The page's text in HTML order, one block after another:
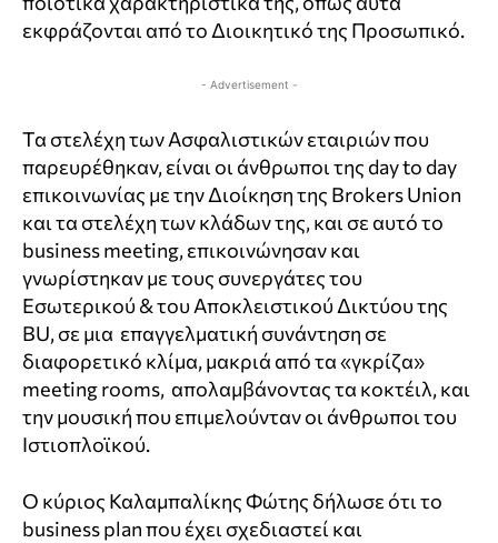
εκφράζονται από το Διοικητικό της Προσωπικό.
- Advertisement -
Τα στελέχη των Ασφαλιστικών εταιριών που
παρευρέθηκαν, είναι οι άνθρωποι της day to day
επικοινωνίας με την Διοίκηση της Brokers Union
και τα στελέχη των κλάδων της, και σε αυτό το
business meeting, επικοινώνησαν και
γνωρίστηκαν με τους συνεργάτες του
Εσωτερικού & του Αποκλειστικού Δικτύου της
BU, σε μια επαγγελματική συνάντηση σε
διαφορετικό κλίμα, μακριά από τα «γκρίζα»
meeting rooms, απολαμβάνοντας τα κοκτέιλ, και
την μουσική που επιμελούνταν οι άνθρωποι του
Ιστιοπλοϊκού.
Ο κύριος Καλαμπαλίκης Φώτης δήλωσε ότι το
business plan που έχει σχεδιαστεί και